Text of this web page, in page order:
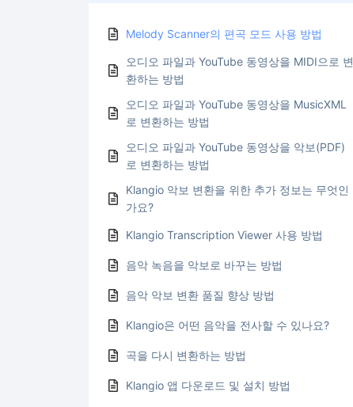
Melody Scanner의 편곡 모드 사용 방법
오디오 파일과 YouTube 동영상을 MIDI으로 변
환하는 방법
오디오 파일과 YouTube 동영상을 MusicXML
로 변환하는 방법
오디오 파일과 YouTube 동영상을 악보(PDF)
로 변환하는 방법
Klangio 악보 변환을 위한 추가 정보는 무엇인
가요?
Klangio Transcription Viewer 사용 방법
음악 녹음을 악보로 바꾸는 방법
음악 악보 변환 품질 향상 방법
Klangio은 어떤 음악을 전사할 수 있나요?
곡을 다시 변환하는 방법
Klangio 앱 다운로드 및 설치 방법